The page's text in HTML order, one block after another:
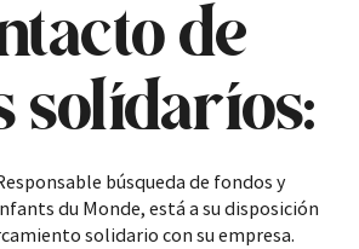
de
solidarios:
esponsable búsqueda de fondos y
du Monde, está a su disposición
solidario con su empresa.